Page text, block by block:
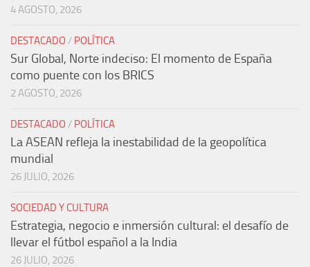
4 AGOSTO, 2026
DESTACADO / POLÍTICA
Sur Global, Norte indeciso: El momento de España
como puente con los BRICS
2 AGOSTO, 2026
DESTACADO / POLÍTICA
La ASEAN refleja la inestabilidad de la geopolítica
mundial
26 JULIO, 2026
SOCIEDAD Y CULTURA
Estrategia, negocio e inmersión cultural: el desafío de
llevar el fútbol español a la India
26 JULIO, 2026